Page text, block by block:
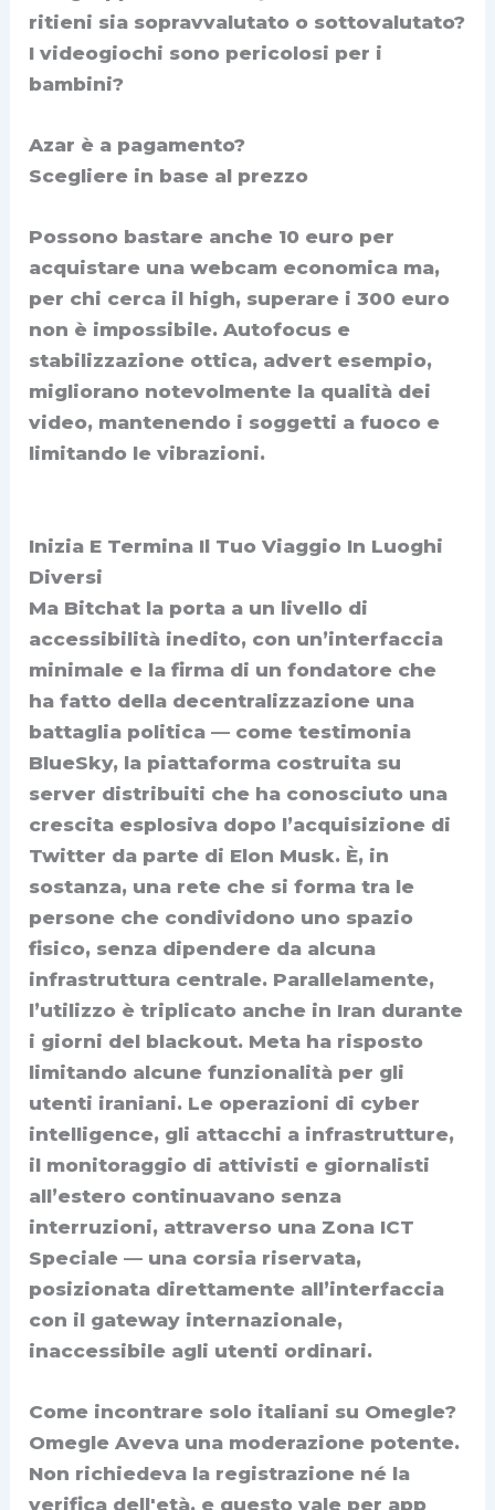
ritieni sia sopravvalutato o sottovalutato?
I videogiochi sono pericolosi per i
bambini?
Azar è a pagamento?
Scegliere in base al prezzo
Possono bastare anche 10 euro per
acquistare una webcam economica ma,
per chi cerca il high, superare i 300 euro
non è impossibile. Autofocus e
stabilizzazione ottica, advert esempio,
migliorano notevolmente la qualità dei
video, mantenendo i soggetti a fuoco e
limitando le vibrazioni.
Inizia E Termina Il Tuo Viaggio In Luoghi
Diversi
Ma Bitchat la porta a un livello di
accessibilità inedito, con un’interfaccia
minimale e la firma di un fondatore che
ha fatto della decentralizzazione una
battaglia politica — come testimonia
BlueSky, la piattaforma costruita su
server distribuiti che ha conosciuto una
crescita esplosiva dopo l’acquisizione di
Twitter da parte di Elon Musk. È, in
sostanza, una rete che si forma tra le
persone che condividono uno spazio
fisico, senza dipendere da alcuna
infrastruttura centrale. Parallelamente,
l’utilizzo è triplicato anche in Iran durante
i giorni del blackout. Meta ha risposto
limitando alcune funzionalità per gli
utenti iraniani. Le operazioni di cyber
intelligence, gli attacchi a infrastrutture,
il monitoraggio di attivisti e giornalisti
all’estero continuavano senza
interruzioni, attraverso una Zona ICT
Speciale — una corsia riservata,
posizionata direttamente all’interfaccia
con il gateway internazionale,
inaccessibile agli utenti ordinari.
Come incontrare solo italiani su Omegle?
Omegle Aveva una moderazione potente.
Non richiedeva la registrazione né la
verifica dell'età, e questo vale per app